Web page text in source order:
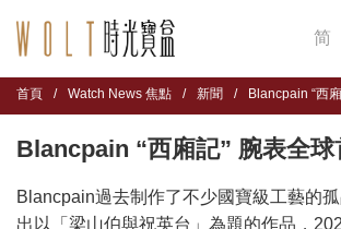
简
首頁 / Watch News 焦點 / 新聞 / Blancpain “西
Blancpain “西廂記” 腕表全球
Blancpain過去制作了不少國寶級工藝的
出以「梁山伯與祝英台」為題的作品，